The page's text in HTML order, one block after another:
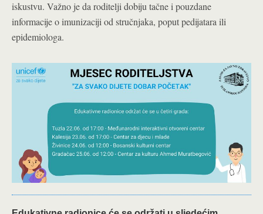
iskustvu. Važno je da roditelji dobiju tačne i pouzdane
informacije o imunizaciji od stručnjaka, poput pedijatara ili
epidemiologa.